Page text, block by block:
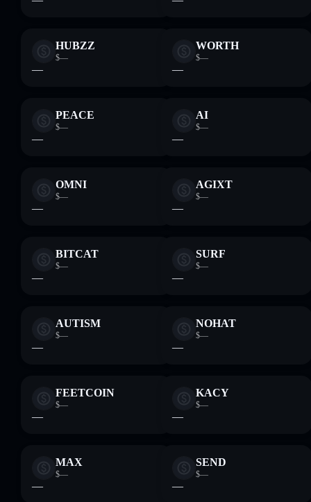
HUBZZ
$—
—
WORTH
$—
—
PEACE
$—
—
AI
$—
—
OMNI
$—
—
AGIXT
$—
—
BITCAT
$—
—
SURF
$—
—
AUTISM
$—
—
NOHAT
$—
—
FEETCOIN
$—
—
KACY
$—
—
MAX
$—
—
SEND
$—
—